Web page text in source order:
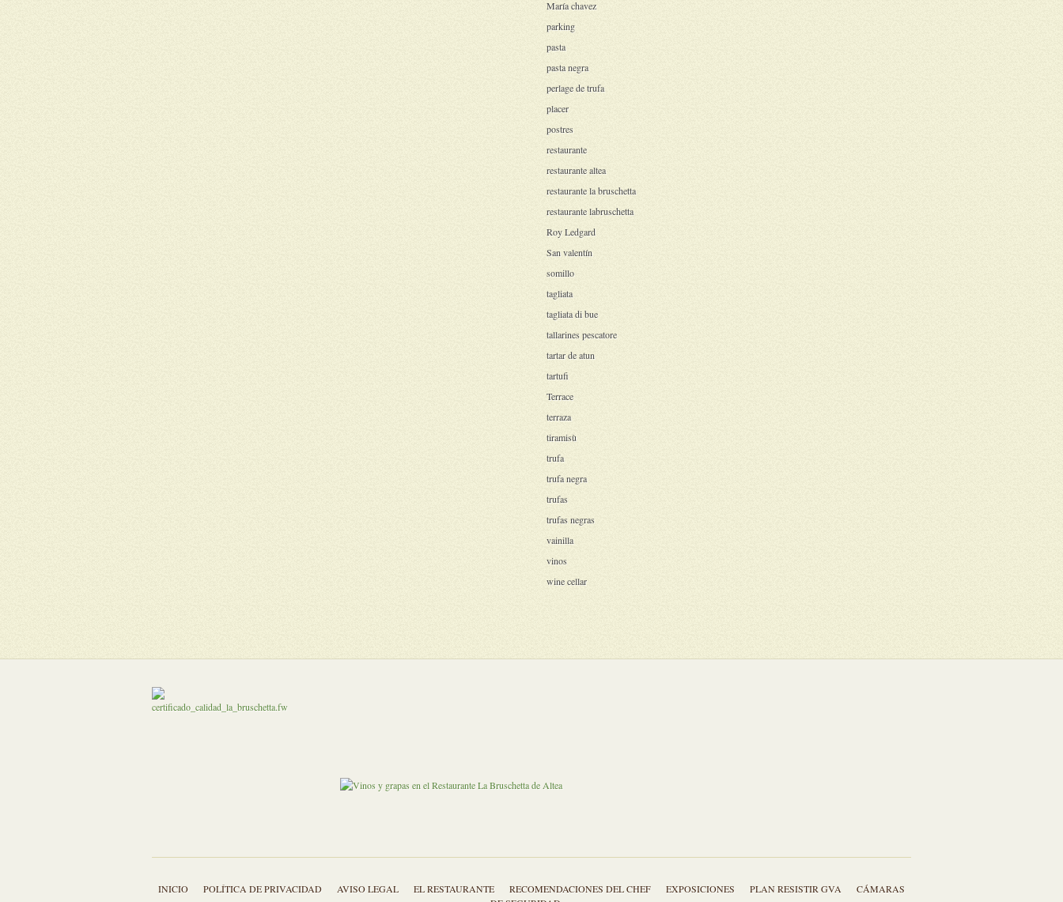
María chavez
parking
pasta
pasta negra
perlage de trufa
placer
postres
restaurante
restaurante altea
restaurante la bruschetta
restaurante labruschetta
Roy Ledgard
San valentín
somillo
tagliata
tagliata di bue
tallarines pescatore
tartar de atun
tartufi
Terrace
terraza
tiramisù
trufa
trufa negra
trufas
trufas negras
vainilla
vinos
wine cellar
INICIO POLÍTICA DE PRIVACIDAD AVISO LEGAL EL RESTAURANTE RECOMENDACIONES DEL CHEF EXPOSICIONES PLAN RESISTIR GVA
CÁMARAS